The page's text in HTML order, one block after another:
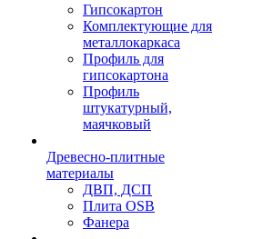
Гипсокартон
Комплектующие для
металлокаркаса
Профиль для
гипсокартона
Профиль
штукатурный,
маячковый
Древесно-плитные
материалы
ДВП, ДСП
Плита OSB
Фанера